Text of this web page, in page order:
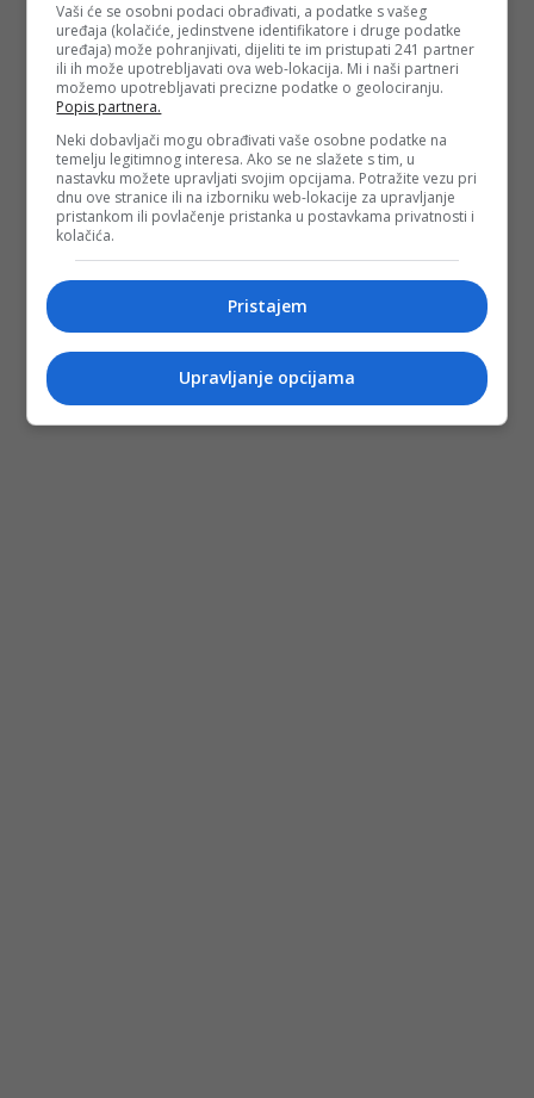
Vaši će se osobni podaci obrađivati, a podatke s vašeg
uređaja (kolačiće, jedinstvene identifikatore i druge podatke
uređaja) može pohranjivati, dijeliti te im pristupati 241 partner
ili ih može upotrebljavati ova web-lokacija. Mi i naši partneri
možemo upotrebljavati precizne podatke o geolociranju.
Popis partnera.
Neki dobavljači mogu obrađivati vaše osobne podatke na
temelju legitimnog interesa. Ako se ne slažete s tim, u
nastavku možete upravljati svojim opcijama. Potražite vezu pri
dnu ove stranice ili na izborniku web-lokacije za upravljanje
pristankom ili povlačenje pristanka u postavkama privatnosti i
kolačića.
Pristajem
Upravljanje opcijama